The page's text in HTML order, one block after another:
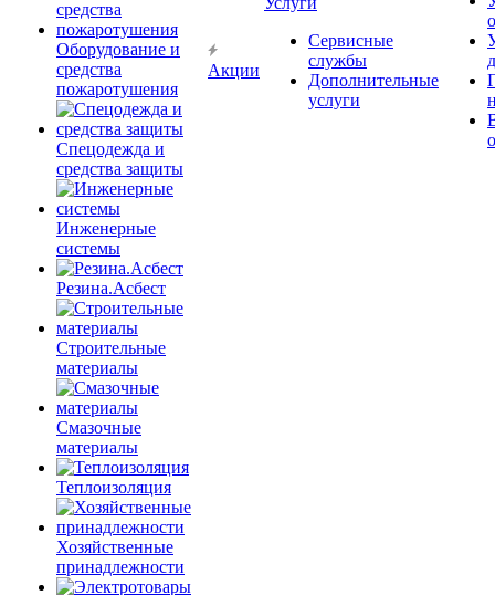
Оборудование и
средства
пожаротушения
Спецодежда и
средства защиты
Инженерные
системы
Резина.Асбест
Строительные
материалы
Смазочные
материалы
Теплоизоляция
Хозяйственные
принадлежности
Акции
Сервисные
службы
Дополнительные
услуги